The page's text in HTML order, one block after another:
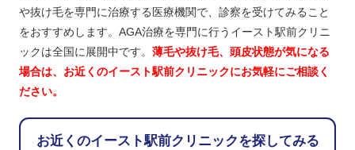
や抜け毛を専門に治療する医療機関で、診察を受けてみること
をおすすめします。AGA治療を専門に行うイースト駅前クリニ
ックは全国に展開中です。 薄毛や抜け毛、頭皮状態が気になる
場合は、お近くのイースト駅前クリニックにお気軽にご相談く
ださい。
お近くのイースト駅前クリニックを探してみる